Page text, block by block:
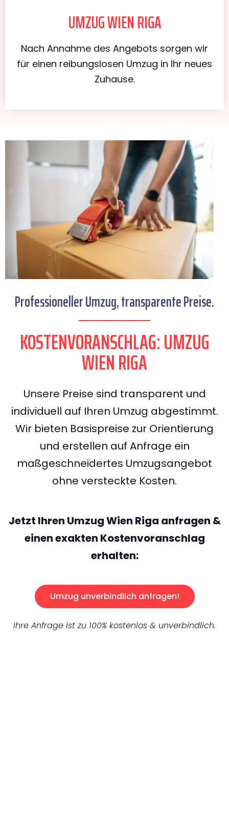
UMZUG WIEN RIGA
Nach Annahme des Angebots sorgen wir
für einen reibungslosen Umzug in Ihr neues
Zuhause.
Professioneller Umzug, transparente Preise.
KOSTENVORANSCHLAG: UMZUG
WIEN RIGA
Unsere Preise sind transparent und
individuell auf Ihren Umzug abgestimmt.
Wir bieten Basispreise zur Orientierung
und erstellen auf Anfrage ein
maßgeschneidertes Umzugsangebot
ohne versteckte Kosten.
Jetzt Ihren Umzug Wien Riga anfragen &
einen exakten Kostenvoranschlag
erhalten:
Umzug unverbindlich anfragen!
Ihre Anfrage ist zu 100% kostenlos & unverbindlich.